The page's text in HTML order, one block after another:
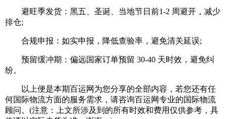
避旺季发货：黑五、圣诞、当地节日前1-2 周避开，减少
排仓;
合规申报：如实申报，降低查验率，避免清关延误;
预留缓冲期：偏远国家订单预留 30-40 天时效，避免纠
纷。
以上便是本期百运网为您分享的全部内容，若您还有任
何国际物流方面的服务需求，请咨询百运网专业的国际物流
顾问。(注意：上文所涉及到的所有时效和费用仅供参考，具